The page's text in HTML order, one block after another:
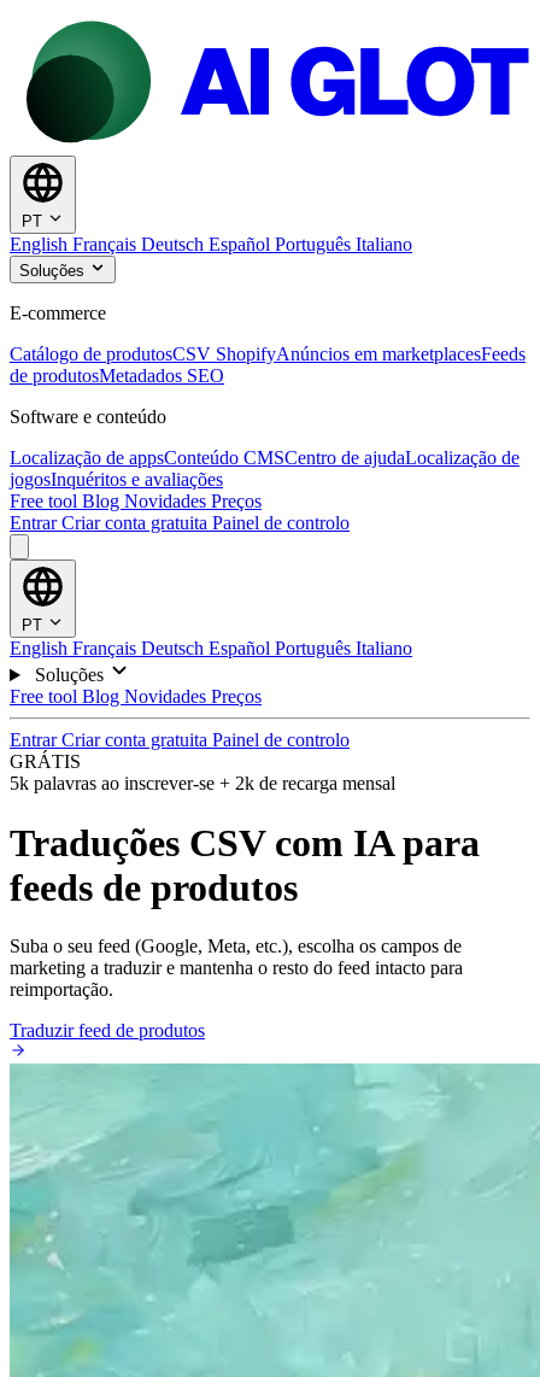
PT
English Français Deutsch Español Português Italiano
Soluções
E-commerce
Catálogo de produtosCSV ShopifyAnúncios em marketplacesFeeds
de produtosMetadados SEO
Software e conteúdo
Localização de appsConteúdo CMSCentro de ajudaLocalização de
jogosInquéritos e avaliações
Free tool Blog Novidades Preços
EntrarCriar conta gratuita Painel de controlo
PT
English Français Deutsch Español Português Italiano
Soluções
Free tool Blog Novidades Preços
EntrarCriar conta gratuita Painel de controlo
GRÁTIS
5k palavras ao inscrever-se + 2k de recarga mensal
Traduções CSV com IA para
feeds de produtos
Suba o seu feed (Google, Meta, etc.), escolha os campos de
marketing a traduzir e mantenha o resto do feed intacto para
reimportação.
Traduzir feed de produtos